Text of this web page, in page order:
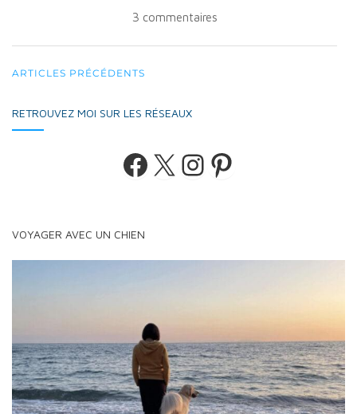
3 commentaires
NAVIGATION
SEIN
ARTICLES PRÉCÉDENTS
RETROUVEZ MOI SUR LES RÉSEAUX
Facebook
X Instagram
Pinterest
VOYAGER AVEC UN CHIEN